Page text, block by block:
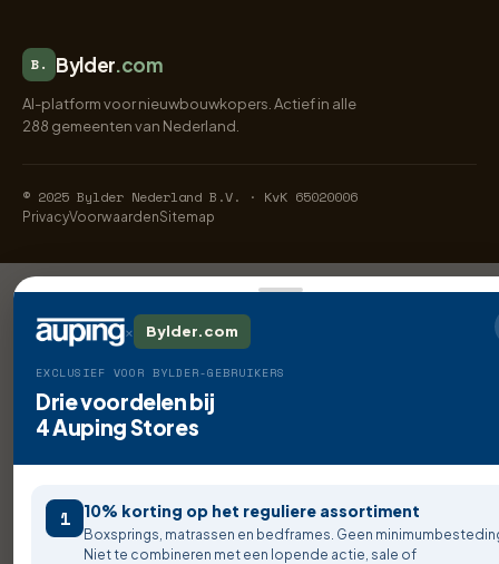
B. Bylder.com
AI-platform voor nieuwbouwkopers. Actief in alle
288 gemeenten van Nederland.
© 2025 Bylder Nederland B.V. · KvK 65020006
PrivacyVoorwaardenSitemap
× Bylder.com
EXCLUSIEF VOOR BYLDER-GEBRUIKERS
Drie voordelen bij
4 Auping Stores
1 10% korting op het reguliere assortiment
Boxsprings, matrassen en bedframes. Geen
Niet te combineren met een lopende actie, sale of